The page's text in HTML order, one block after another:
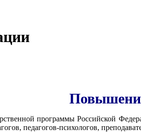
программы Российской
педагогов-психологов,